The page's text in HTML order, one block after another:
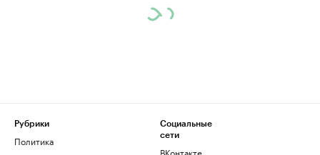
Рубрики
Политика
Социальные
сети
ВКонтакте